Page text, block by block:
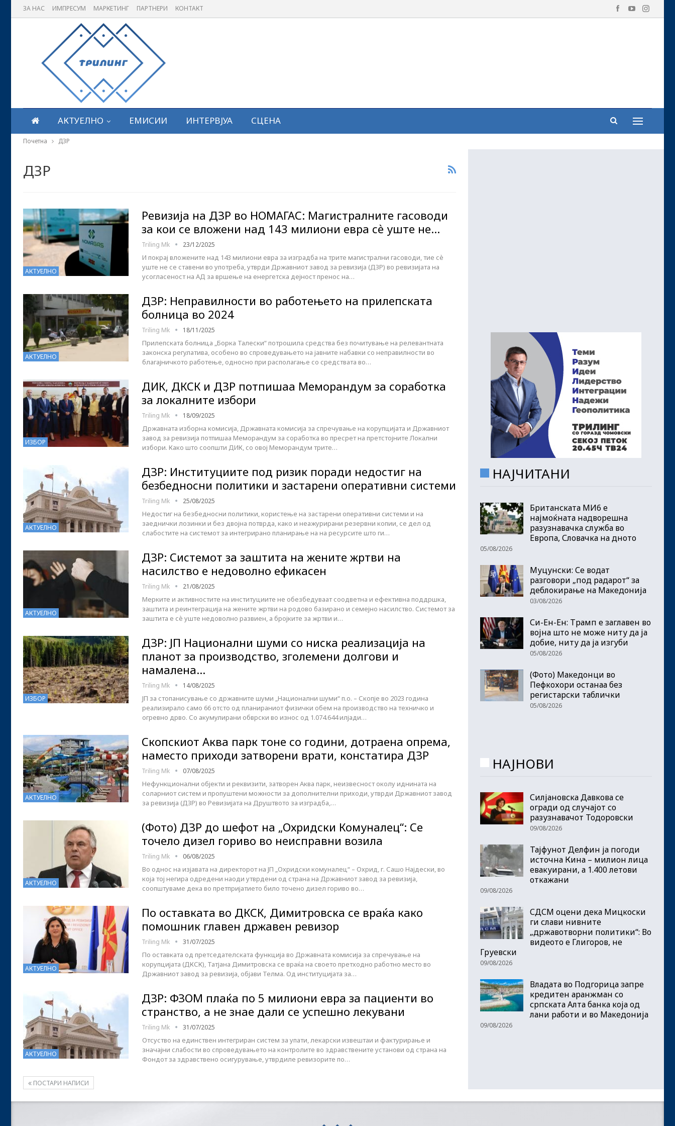
ЗА НАС ИМПРЕСУМ МАРКЕТИНГ ПАРТНЕРИ КОНТАКТ
АКТУЕЛНО ЕМИСИИ ИНТЕРВЈУА СЦЕНА
Почетна ДЗР
ДЗР
АКТУЕЛНО
Ревизија на ДЗР во НОМАГАС: Магистралните гасоводи
за кои се вложени над 143 милиони евра сѐ уште не…
Triling Mk 23/12/2025
И покрај вложените над 143 милиони евра за изградба на трите магистрални гасоводи, тие сѐ
уште не се ставени во употреба, утврди Државниот завод за ревизија (ДЗР) во ревизијата на
усогласеност на АД за вршење на енергетска дејност пренос на…
АКТУЕЛНО
ДЗР: Неправилности во работењето на прилепската
болница во 2024
Triling Mk 18/11/2025
Прилепската болница „Борка Талески“ потрошила средства без почитување на релевантната
законска регулатива, особено во спроведувањето на јавните набавки со неправилности во
благајничкото работење, односно при располагање со средствата во…
ИЗБОР
ДИК, ДКСК и ДЗР потпишаа Меморандум за соработка
за локалните избори
Triling Mk 18/09/2025
Државната изборна комисија, Државната комисија за спречување на корупцијата и Државниот
завод за ревизија потпишаа Меморандум за соработка во пресрет на претстојните Локални
избори. Како што соопшти ДИК, со овој Меморандум трите…
АКТУЕЛНО
ДЗР: Институциите под ризик поради недостиг на
безбедносни политики и застарени оперативни системи
Triling Mk 25/08/2025
Недостиг на безбедносни политики, користење на застарени оперативни системи и на
заеднички лозинки и без двојна потврда, како и неажурирани резервни копии, се дел од
слабостите на системот за интегрирано планирање на на ресурсите што ги…
АКТУЕЛНО
ДЗР: Системот за заштита на жените жртви на
насилство е недоволно ефикасен
Triling Mk 21/08/2025
Мерките и активностите на институциите не обезбедуваат соодветна и ефективна поддршка,
заштита и реинтеграција на жените жртви на родово базирано и семејно насилство. Системот за
заштита е сè уште недоволно развиен, а бројките за жртви и…
ИЗБОР
ДЗР: ЈП Национални шуми со ниска реализација на
планот за производство, зголемени долгови и
намалена…
Triling Mk 14/08/2025
ЈП за стопанисување со државните шуми „Национални шуми“ п.о. – Скопје во 2023 година
реализирало само 66 отсто од планираниот физички обем на производство на техничко и
огревно дрво. Со акумулирани обврски во износ од 1.074.644 илјади…
АКТУЕЛНО
Скопскиот Аква парк тоне со години, дотраена опрема,
наместо приходи затворени врати, констатира ДЗР
Triling Mk 07/08/2025
Нефункционални објекти и реквизити, затворен Aква парк, неизвесност околу иднината на
соларниот систем и пропуштени можности за дополнителни приходи, утврди Државниот завод
за ревизија (ДЗР) во Ревизијата на Друштвото за изградба,…
АКТУЕЛНО
(Фото) ДЗР до шефот на „Охридски Комуналец“: Се
точело дизел гориво во неисправни возила
Triling Mk 06/08/2025
Во однос на изјавата на директорот на ЈП „Охридски комуналец“ – Охрид, г. Сашо Најдески, во
која тој негира одредени наоди утврдени од страна на Државниот завод за ревизија,
соопштуваме дека во претпријатието било точено дизел гориво во…
АКТУЕЛНО
По оставката во ДКСК, Димитровска се враќа како
помошник главен државен ревизор
Triling Mk 31/07/2025
По оставката од претседателската функција во Државната комисија за спречување на
корупцијата (ДКСК), Татјана Димитровска се враќа на своето претходно работно место во
Државниот завод за ревизија, објави Телма. Од институцијата за…
АКТУЕЛНО
ДЗР: ФЗОМ плаќа по 5 милиони евра за пациенти во
странство, а не знае дали се успешно лекувани
Triling Mk 31/07/2025
Отсуство на единствен интегриран систем за упати, лекарски извештаи и фактурирање и
значајни слабости во спроведувањето на контролите во здравствените установи од страна на
Фондот за здравствено осигурување, утврдиле ревизорите по…
ПОСТАРИ НАПИСИ
НАЈЧИТАНИ
Британската МИ6 е
најмоќната надворешна
разузнавачка служба во
Европа, Словачка на дното
05/08/2026
Муцунски: Се водат
разговори „под радарот“ за
деблокирање на Македонија
03/08/2026
Си-Ен-Ен: Трамп е заглавен во
војна што не може ниту да ја
добие, ниту да ја изгуби
05/08/2026
(Фото) Македонци во
Пефкохори останаа без
регистарски таблички
05/08/2026
НАЈНОВИ
Силјановска Давкова се
огради од случајот со
разузнавачот Тодоровски
09/08/2026
Тајфунот Делфин ја погоди
источна Кина – милион лица
евакуирани, а 1.400 летови
откажани
09/08/2026
СДСМ оцени дека Мицкоски
ги слави нивните
„државотворни политики“: Во
видеото е Глигоров, не
Груевски
09/08/2026
Владата во Подгорица запре
кредитен аранжман со
српската Алта банка која од
лани работи и во Македонија
09/08/2026